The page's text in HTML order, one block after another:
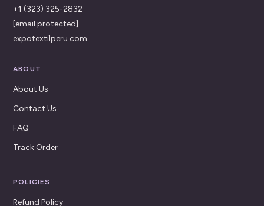
+1 (323) 325-2832
[email protected]
expotextilperu.com
ABOUT
About Us
Contact Us
FAQ
Track Order
POLICIES
Refund Policy